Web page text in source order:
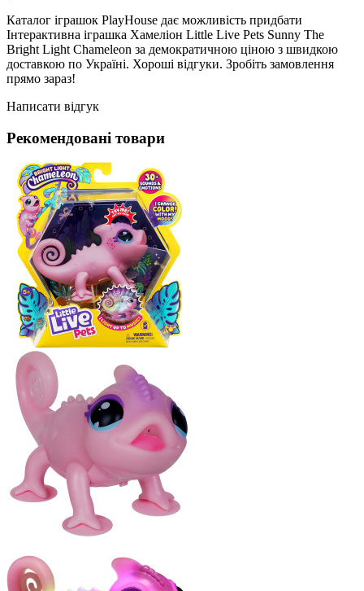
Каталог іграшок PlayHouse дає можливість придбати
Інтерактивна іграшка Хамеліон Little Live Pets Sunny The
Bright Light Chameleon за демократичною ціною з швидкою
доставкою по Україні. Хороші відгуки. Зробіть замовлення
прямо зараз!
Написати відгук
Рекомендовані товари